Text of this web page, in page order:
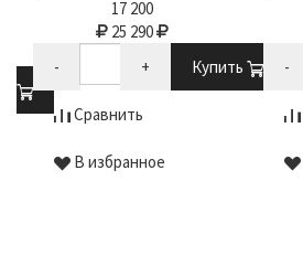
17 200
25 290
-
+ Купить
Сравнить
В избранное
-